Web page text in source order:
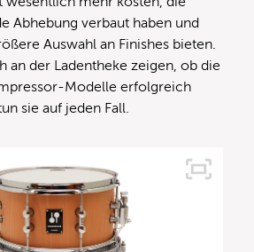
Abhebung verbaut haben und
Auswahl an Finishes bieten.
an der Ladentheke zeigen, ob die
Modelle erfolgreich
sie auf jeden Fall.